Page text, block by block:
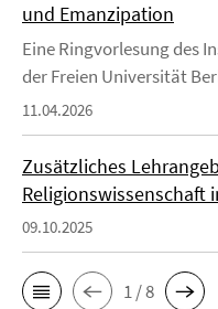
und Emanzipation
Eine Ringvorlesung des
der Freien Universität
11.04.2026
Zusätzliches
Religionswissenschaft
09.10.2025
1 / 8